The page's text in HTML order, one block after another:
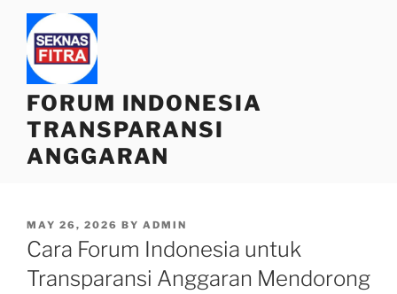
content
FORUM INDONESIA
TRANSPARANSI
ANGGARAN
POSTED
ON
MAY 26, 2026 BY ADMIN
Cara Forum Indonesia untuk
Transparansi Anggaran Mendorong